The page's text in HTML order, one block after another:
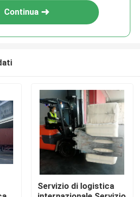
Continua
Servizio di logistica